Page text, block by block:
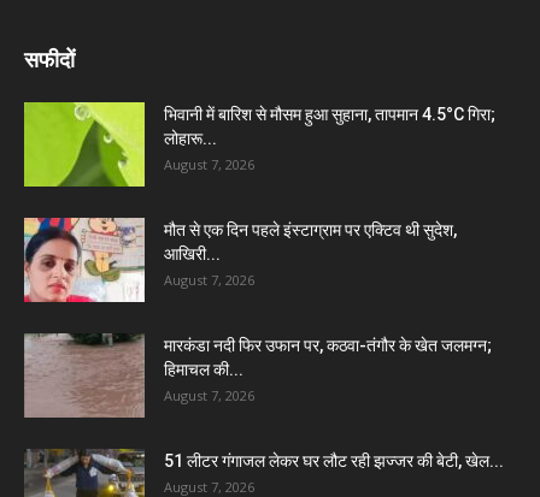
सफीदों
भिवानी में बारिश से मौसम हुआ सुहाना, तापमान 4.5°C गिरा;
लोहारू...
August 7, 2026
मौत से एक दिन पहले इंस्टाग्राम पर एक्टिव थी सुदेश,
आखिरी...
August 7, 2026
मारकंडा नदी फिर उफान पर, कठवा-तंगौर के खेत जलमग्न;
हिमाचल की...
August 7, 2026
51 लीटर गंगाजल लेकर घर लौट रही झज्जर की बेटी, खेल...
August 7, 2026